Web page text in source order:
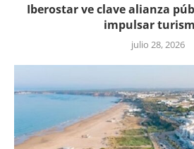
Iberostar ve clave alianza
impulsar
julio 28, 2026